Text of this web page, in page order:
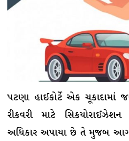
પટણા હાઈકોર્ટે એક ચૂકાદામાં
રીકવરી માટે સિકયોરાઈઝેશન
અધિકાર અપાયા છે તે મુજબ